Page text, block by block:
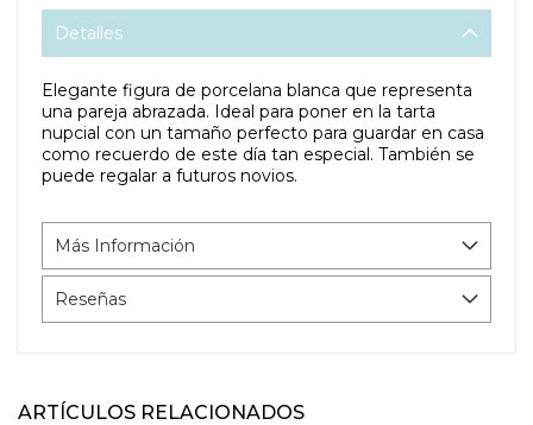
Detalles
Elegante figura de porcelana blanca que representa
una pareja abrazada. Ideal para poner en la tarta
nupcial con un tamaño perfecto para guardar en casa
como recuerdo de este día tan especial. También se
puede regalar a futuros novios.
Más Información
Reseñas
ARTÍCULOS RELACIONADOS